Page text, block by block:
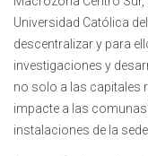
Universidad Católica
descentralizar y para
investigaciones y
no solo a las capitales
impacte a las
instalaciones de la